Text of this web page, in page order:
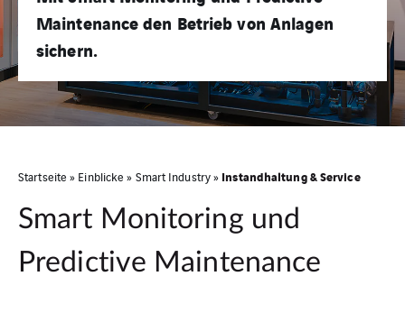
Maintenance den Betrieb von Anlagen
sichern.
Startseite » Einblicke » Smart Industry» Instandhaltung & Service
Smart Monitoring und
Predictive Maintenance